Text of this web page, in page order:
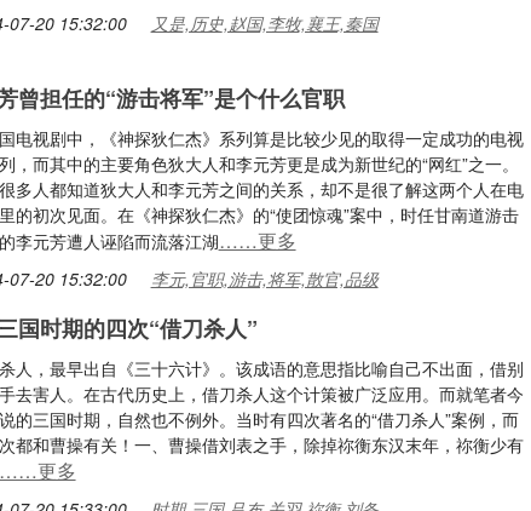
07-20 15:32:00 又是,历史,赵国,李牧,襄王,秦国
曾担任的“游击将军”是个什么官职
电视剧中，《神探狄仁杰》系列算是比较少见的取得一定成功的电视
，而其中的主要角色狄大人和李元芳更是成为新世纪的“网红”之一。
多人都知道狄大人和李元芳之间的关系，却不是很了解这两个人在电
的初次见面。在《神探狄仁杰》的“使团惊魂”案中，时任甘南道游击
李元芳遭人诬陷而流落江湖……更多
07-20 15:32:00 李元,官职,游击,将军,散官,品级
国时期的四次“借刀杀人”
人，最早出自《三十六计》。该成语的意思指比喻自己不出面，借别
去害人。在古代历史上，借刀杀人这个计策被广泛应用。而就笔者今
的三国时期，自然也不例外。当时有四次著名的“借刀杀人”案例，而
都和曹操有关！一、曹操借刘表之手，除掉祢衡东汉末年，祢衡少有
更多